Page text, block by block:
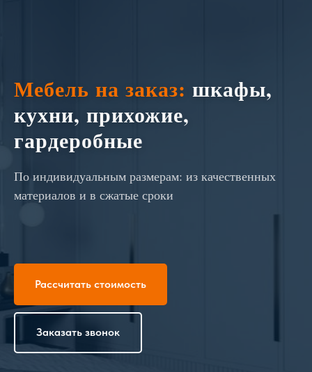
Мебель на заказ: шкафы,
кухни, прихожие,
гардеробные
По индивидуальным размерам: из качественных
материалов и в сжатые сроки
Рассчитать стоимость
Заказать звонок